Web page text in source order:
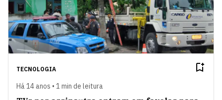
TECNOLOGIA
Há 14 anos • 1 min de leitura